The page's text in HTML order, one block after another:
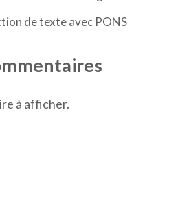
de texte avec PONS
à afficher.